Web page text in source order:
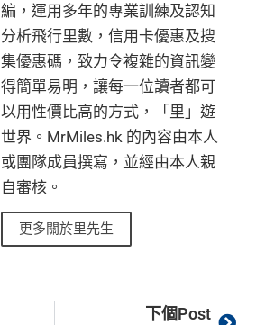
編，運用多年的專業訓練及認知
分析飛行里數，信用卡優惠及搜
集優惠碼，致力令複雜的資訊變
得簡單易明，讓每一位讀者都可
以用性價比高的方式，「里」遊
世界。MrMiles.hk 的內容由本人
或團隊成員撰寫，並經由本人親
自審核。
更多關於里先生
下個Post